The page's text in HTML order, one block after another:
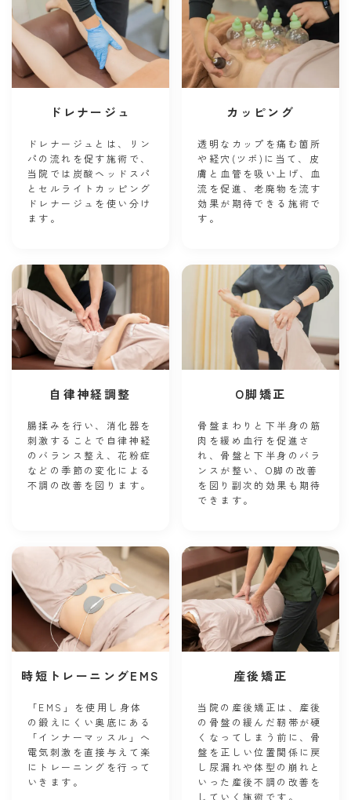
ドレナージュ
ドレナージュとは、リン
パの流れを促す施術で、
当院では炭酸ヘッドスパ
とセルライトカッピング
ドレナージュを使い分け
ます。
カッピング
透明なカップを痛む箇所
や経穴(ツボ)に当て、皮
膚と血管を吸い上げ、血
流を促進、老廃物を流す
効果が期待できる施術で
す。
自律神経調整
腸揉みを行い、消化器を
刺激することで自律神経
のバランス整え、花粉症
などの季節の変化による
不調の改善を図ります。
O脚矯正
骨盤まわりと下半身の筋
肉を緩め血行を促進さ
れ、骨盤と下半身のバラ
ンスが整い、O脚の改善
を図り副次的効果も期待
できます。
時短トレーニングEMS
「EMS」を使用し身体
の鍛えにくい奥底にある
「インナーマッスル」へ
電気刺激を直接与えて楽
にトレーニングを行って
いきます。
産後矯正
当院の産後矯正は、産後
の骨盤の緩んだ靭帯が硬
くなってしまう前に、骨
盤を正しい位置関係に戻
し尿漏れや体型の崩れと
いった産後不調の改善を
していく施術です。